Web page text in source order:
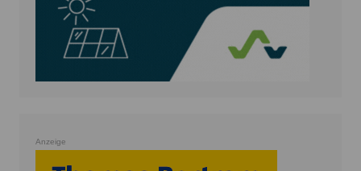
Anzeige